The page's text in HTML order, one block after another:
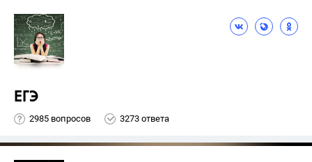
ЕГЭ
2985 вопросов 3273 ответа